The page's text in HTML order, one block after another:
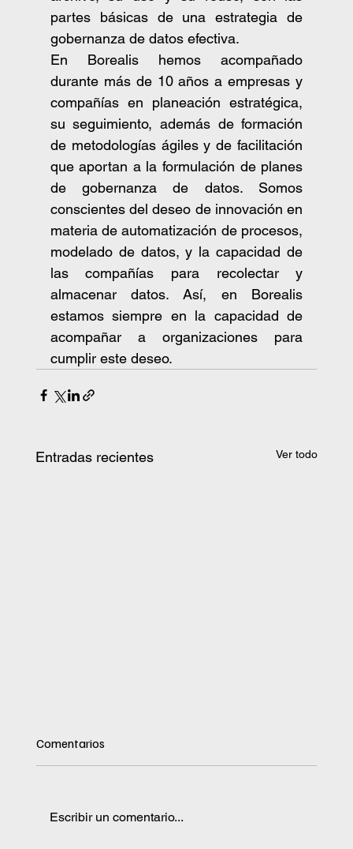
partes básicas de una estrategia de
gobernanza de datos efectiva.
En Borealis hemos acompañado
durante más de 10 años a empresas y
compañías en planeación estratégica,
su seguimiento, además de formación
de metodologías ágiles y de facilitación
que aportan a la formulación de planes
de gobernanza de datos. Somos
conscientes del deseo de innovación en
materia de automatización de procesos,
modelado de datos, y la capacidad de
las compañías para recolectar y
almacenar datos. Así, en Borealis
estamos siempre en la capacidad de
acompañar a organizaciones para
cumplir este deseo.
Entradas recientes Ver todo
Comentarios
Escribir un comentario...